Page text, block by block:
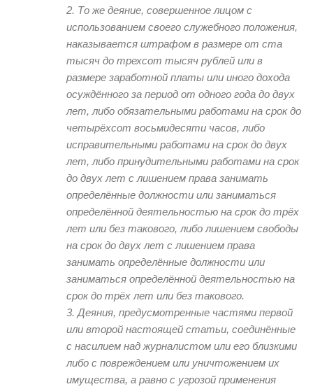
2. То же деяние, совершенное лицом с
использованием своего служебного положения,
наказывается штрафом в размере от ста
тысяч до трехсот тысяч рублей или в
размере заработной платы или иного дохода
осуждённого за период от одного года до двух
лет, либо обязательными работами на срок до
четырёхсот восьмидесяти часов, либо
исправительными работами на срок до двух
лет, либо принудительными работами на срок
до двух лет с лишением права занимать
определённые должности или заниматься
определённой деятельностью на срок до трёх
лет или без такового, либо лишением свободы
на срок до двух лет с лишением права
занимать определённые должности или
заниматься определённой деятельностью на
срок до трёх лет или без такового.
3. Деяния, предусмотренные частями первой
или второй настоящей статьи, соединённые
с насилием над журналистом или его близкими
либо с повреждением или уничтожением их
имущества, а равно с угрозой применения